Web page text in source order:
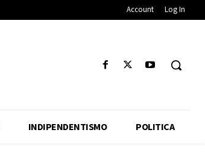
Account Log In
INDIPENDENTISMO POLITICA